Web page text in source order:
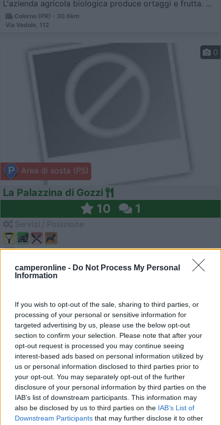
camperonline - Do Not Process My Personal
Information
If you wish to opt-out of the sale, sharing to third parties, or
processing of your personal or sensitive information for
targeted advertising by us, please use the below opt-out
section to confirm your selection. Please note that after your
opt-out request is processed you may continue seeing
interest-based ads based on personal information utilized by
us or personal information disclosed to third parties prior to
your opt-out. You may separately opt-out of the further
disclosure of your personal information by third parties on the
IAB’s list of downstream participants. This information may
also be disclosed by us to third parties on the IAB’s List of
Downstream Participants that may further disclose it to other
L'azienda agricola biologica produce ortaggi e frutta. ...
Colorno (PR) - 30.6km
Via Vedole, 112
Area di sosta (PS)
0
La Palazzina di Gozzi
10 1
Area adiacente agriturismo Palazzina Gozzi, con annesso
m...
Via Argine Galasso 7